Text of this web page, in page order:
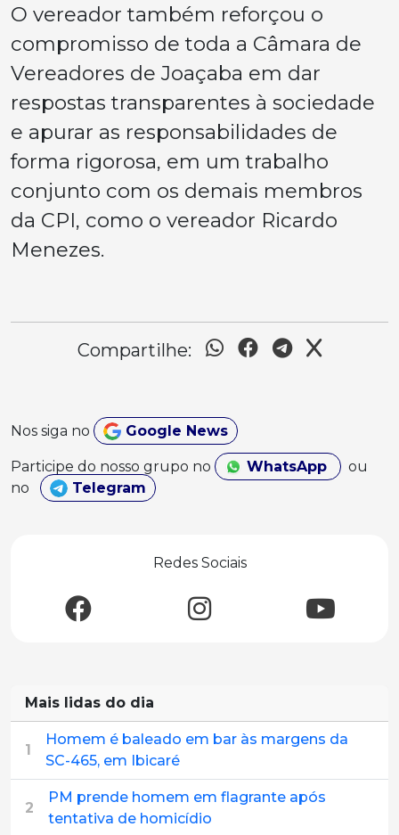
O vereador também reforçou o
compromisso de toda a Câmara de
Vereadores de Joaçaba em dar
respostas transparentes à sociedade
e apurar as responsabilidades de
forma rigorosa, em um trabalho
conjunto com os demais membros
da CPI, como o vereador Ricardo
Menezes.
Compartilhe:
Nos siga no Google News
Participe do nosso grupo no WhatsApp
ou
no
Telegram
Redes Sociais
Mais lidas do dia
1
Homem é baleado em bar às margens da
SC-465, em Ibicaré
2
PM prende homem em flagrante após
tentativa de homicídio